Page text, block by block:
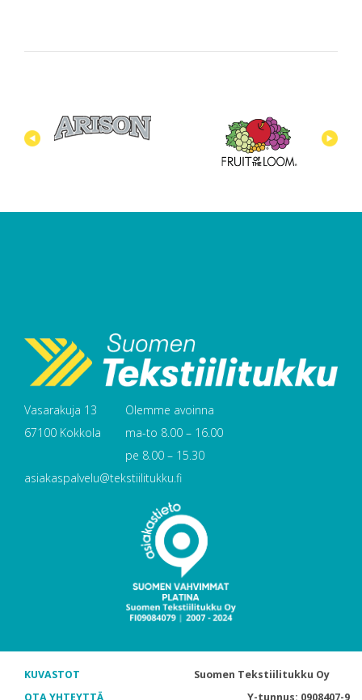
Vasarakuja 13
67100 Kokkola
Olemme avoinna
ma-to 8.00 – 16.00
pe 8.00 – 15.30
asiakaspalvelu@tekstiilitukku.fi
KUVASTOT
Suomen Tekstiilitukku Oy